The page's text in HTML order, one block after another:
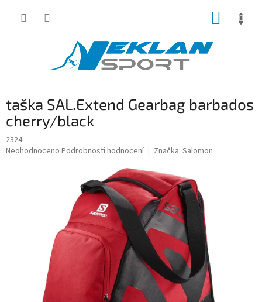
taška SAL.Extend Gearbag barbados
cherry/black
2324
Průměrné
Neohodnoceno Podrobnosti hodnocení Značka: Salomon